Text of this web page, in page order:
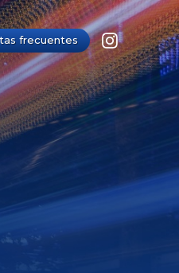
frecuentes